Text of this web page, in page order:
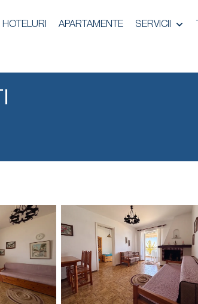
HOTELURI APARTAMENTE SERVICII